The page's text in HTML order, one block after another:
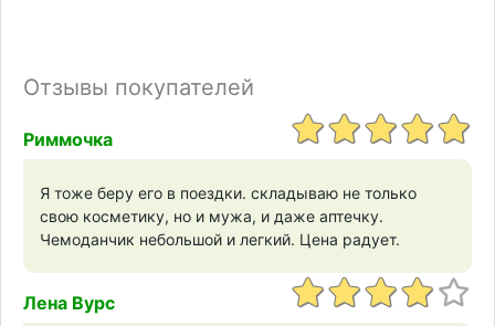
Отзывы покупателей
Риммочка
Я тоже беру его в поездки. складываю не только
свою косметику, но и мужа, и даже аптечку.
Чемоданчик небольшой и легкий. Цена радует.
Лена Вурс